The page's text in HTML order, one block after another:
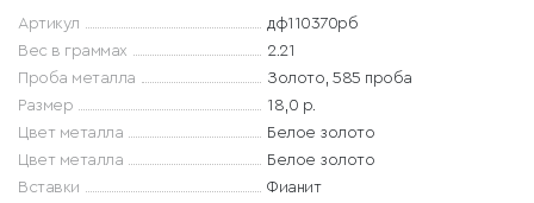
Артикул
дф110370рб
Вес в граммах
2.21
Проба металла
Золото, 585 проба
Размер
18,0 р.
Цвет металла
Белое золото
Цвет металла
Белое золото
Вставки
Фианит